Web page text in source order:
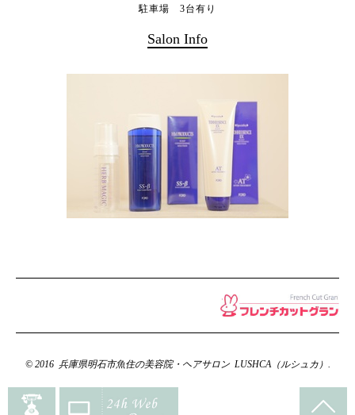
駐車場 3台有り
Salon Info
© 2016 兵庫県明石市魚住の美容院・ヘアサロン LUSHCA（ルシュカ）.